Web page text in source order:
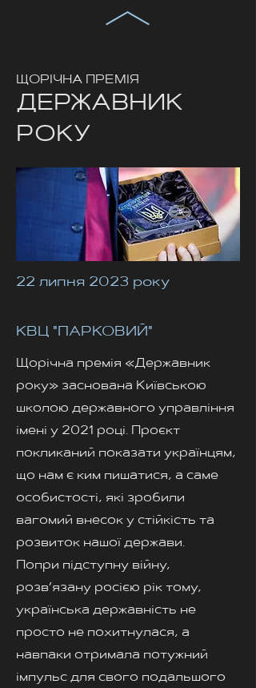
ЩОРІЧНА ПРЕМІЯ
ДЕРЖАВНИК
РОКУ
22 липня 2023 року
КВЦ "ПАРКОВИЙ"
Щорічна премія «Державник
року» заснована Київською
школою державного управління
імені у 2021 році. Проєкт
покликаний показати українцям,
що нам є ким пишатися, а саме
особистості, які зробили
вагомий внесок у стійкість та
розвиток нашої держави.
Попри підступну війну,
розв’язану росією рік тому,
українська державність не
просто не похитнулася, а
навпаки отримала потужний
імпульс для свого подальшого